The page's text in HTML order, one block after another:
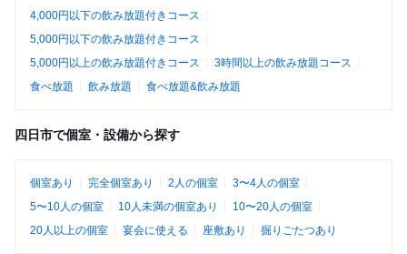
4,000円以下の飲み放題付きコース
5,000円以下の飲み放題付きコース
5,000円以上の飲み放題付きコース
3時間以上の飲み放題コース
食べ放題
飲み放題 食べ放題&飲み放題
四日市で個室・設備から探す
個室あり 完全個室あり 2人の個室
3〜4人の個室
5〜10人の個室
10人未満の個室あり
10〜20人の個室
20人以上の個室
宴会に使える 座敷あり 掘りごたつあり